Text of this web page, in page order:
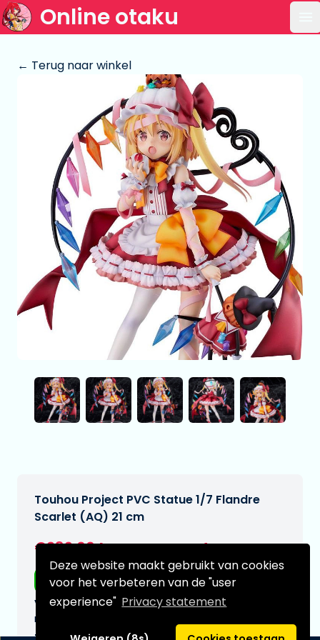
Deze website maakt gebruikt van cookies
voor het verbeteren van de "user
experience" Privacy statement
Online otaku
← Terug naar winkel
Touhou Project PVC Statue 1/7 Flandre
Scarlet (AQ) 21 cm
€289,00
Gratis verzending
Verwachtte leverdatum:
n.v.t.